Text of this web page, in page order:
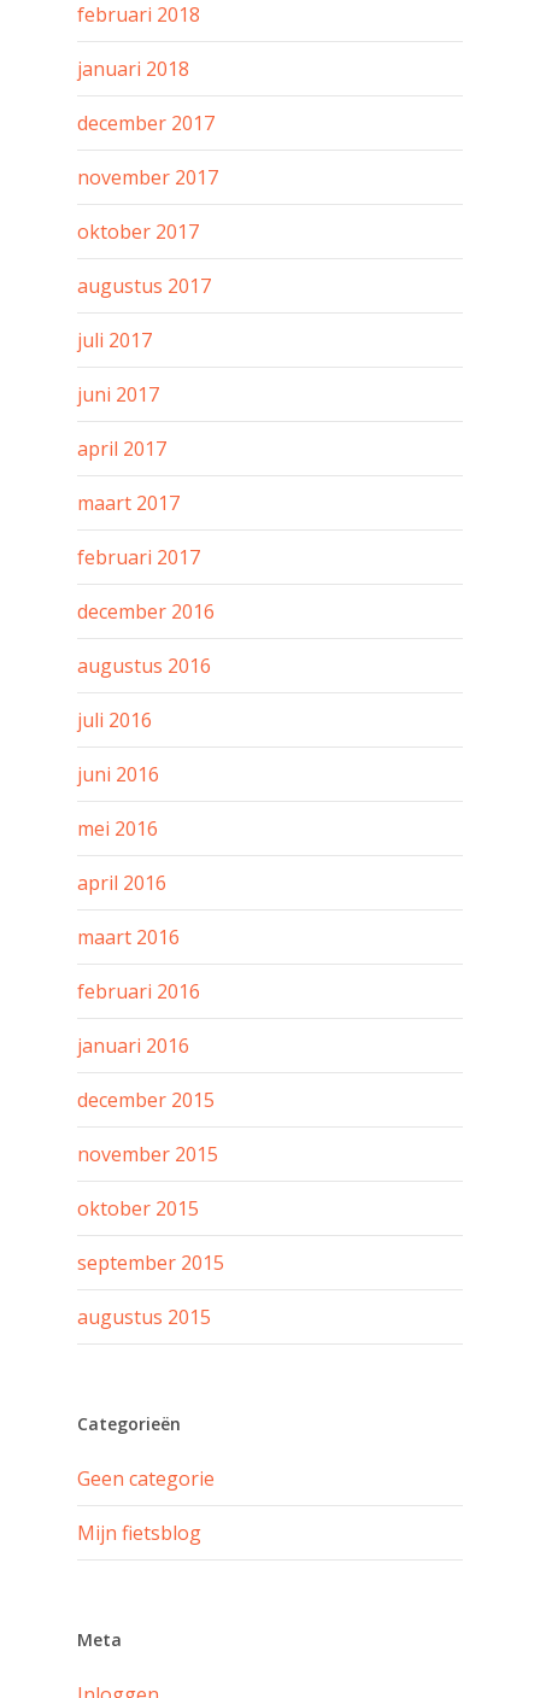
februari 2018
januari 2018
december 2017
november 2017
oktober 2017
augustus 2017
juli 2017
juni 2017
april 2017
maart 2017
februari 2017
december 2016
augustus 2016
juli 2016
juni 2016
mei 2016
april 2016
maart 2016
februari 2016
januari 2016
december 2015
november 2015
oktober 2015
september 2015
augustus 2015
Categorieën
Geen categorie
Mijn fietsblog
Meta